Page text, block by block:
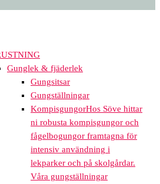
Gunglek & fjäderlek
Gungsitsar
Gungställningar
KompisgungorHos Söve hittar
ni robusta kompisgungor och
fågelbogungor framtagna för
intensiv användning i
lekparker och på skolgårdar.
Våra gungställningar